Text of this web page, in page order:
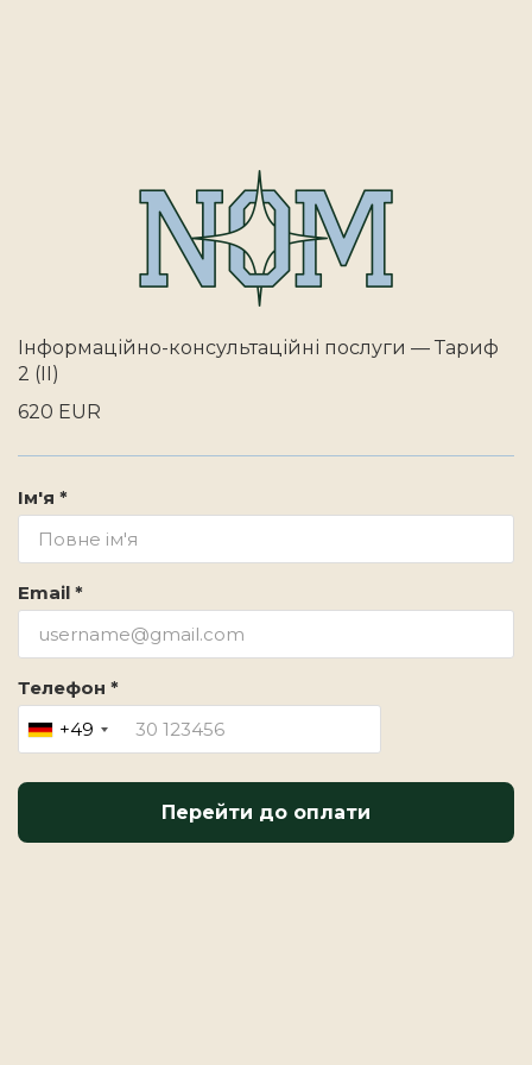
Інформаційно-консультаційні послуги — Тариф
2 (II)
620 EUR
Ім'я *
Email *
Телефон *
+49
Перейти до оплати